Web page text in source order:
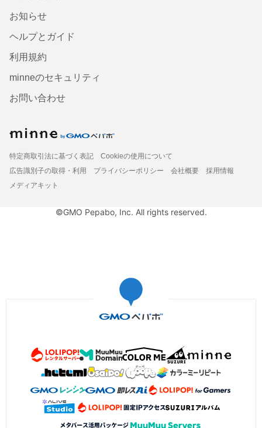
お知らせ
ヘルプとガイド
利用規約
minneのセキュリティ
お問い合わせ
特定商取引法に基づく表記
Cookieの使用について
広告識別子の取得・利用
プライバシーポリシー 会社概要
採用情報
メディアキット
©GMO Pepabo, Inc. All rights reserved.